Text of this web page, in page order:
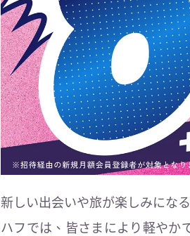
新しい出会いや旅が楽しみにな
ハフでは、皆さまにより軽やか